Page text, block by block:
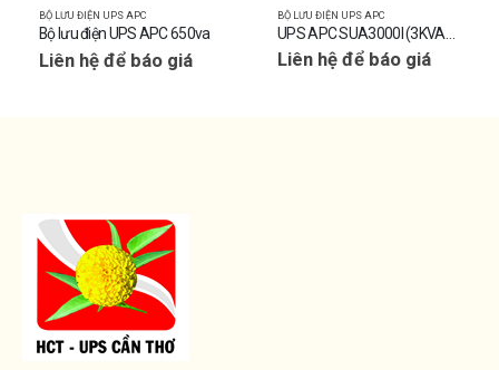
BỘ LƯU ĐIỆN UPS APC
Bộ lưu điện UPS APC 650va
Liên hệ để báo giá
BỘ LƯU ĐIỆN UPS APC
Liên hệ để báo giá